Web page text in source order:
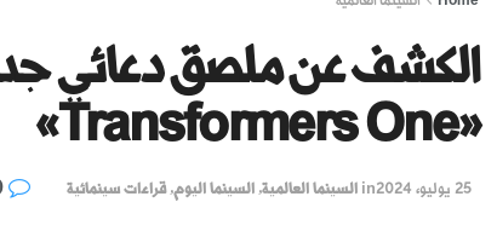
الكشف عن ملصق دعائي
«Transformers One»
25 يوليو، 2024 in السينما العالمية, السينما اليوم,قراءات سينمائية